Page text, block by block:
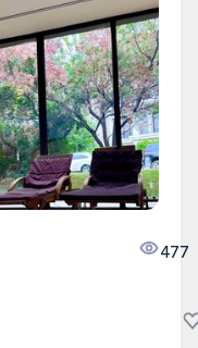
477